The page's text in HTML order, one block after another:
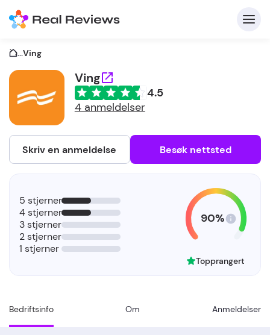
...Ving
Ving
4.5
4 anmeldelser
Skriv en anmeldelse Besøk nettsted
Bedriftsinfo Om Anmeldelser
5 stjerner
4 stjerner
3 stjerner
2 stjerner
1 stjerner
90%
Topprangert